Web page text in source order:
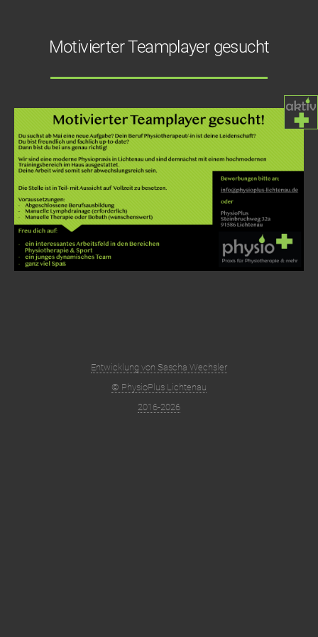
Motivierter Teamplayer gesucht
Entwicklung von Sascha Wechsler
© PhysioPlus Lichtenau
2016-2026